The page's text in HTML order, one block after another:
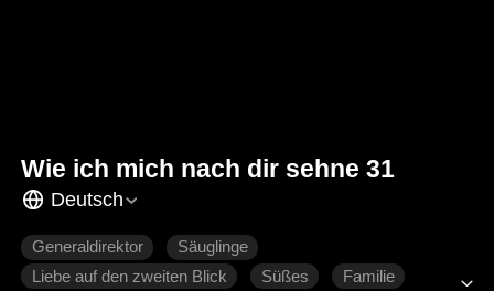
Wie ich mich nach dir sehne 31
Deutsch
Generaldirektor
Säuglinge
Liebe auf den zweiten Blick
Süßes Familie